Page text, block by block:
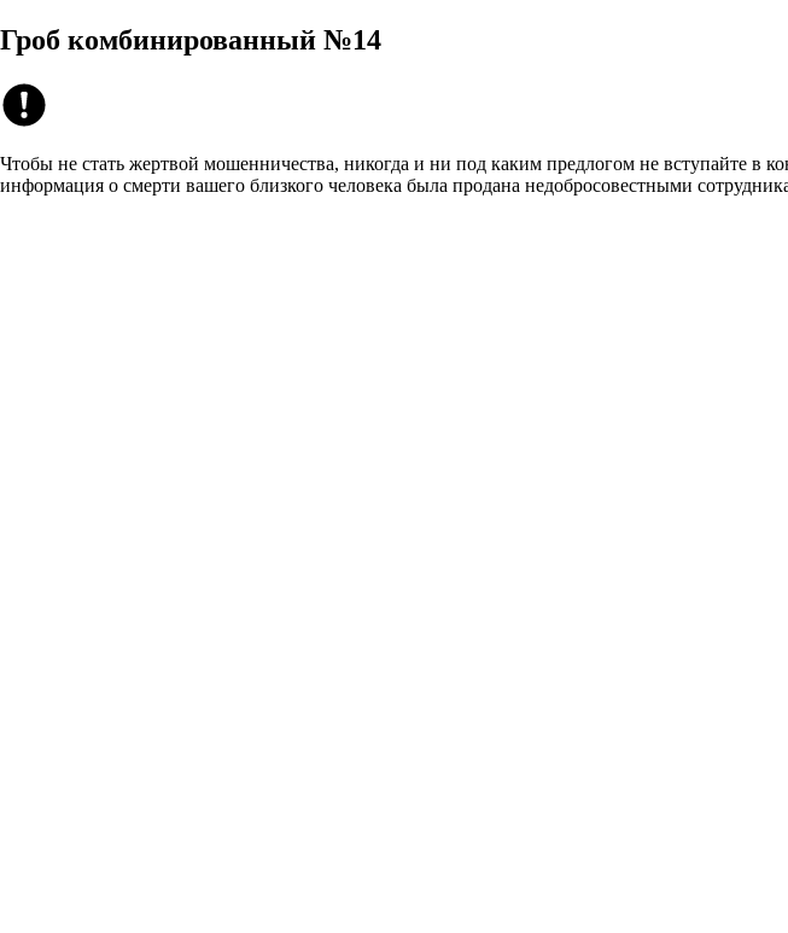
Гроб комбинированный №14
Чтобы не стать жертвой мошенничества, никогда и ни под каким предлогом не вступайте в
информация о смерти вашего близкого человека была продана недобросовестными